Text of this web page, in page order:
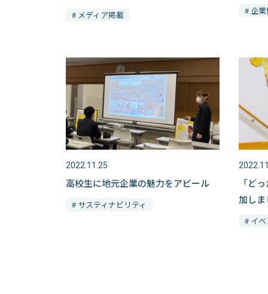
# メディア掲載 # 企
2022.11.25
高校生に地元企業の魅力をアピール
# サスティナビリティ
「ど
加しま
# イ